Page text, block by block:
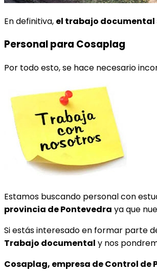
En definitiva, el trabajo documental
Personal para Cosaplag
Por todo esto, se hace necesario
Estamos buscando personal con
provincia de Pontevedra ya que
Si estás interesado en formar parte
Trabajo documental y nos
Cosaplag, empresa de Control de